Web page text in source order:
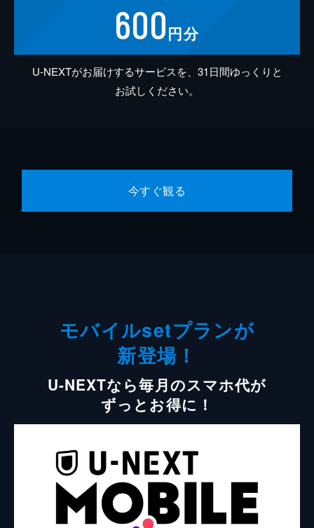
600円分
U-NEXTがお届けするサービスを、31日間ゆっくりと
お試しください。
今すぐ観る
モバイルsetプランが
新登場！
U-NEXTなら毎月のスマホ代が
ずっとお得に！